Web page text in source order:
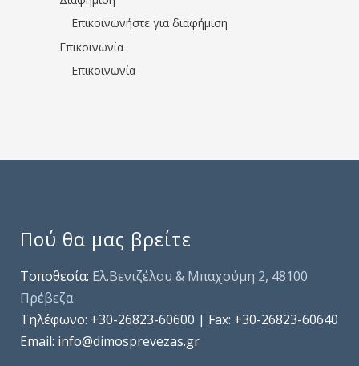
Επικοινωνήστε για διαφήμιση
Επικοινωνία
Επικοινωνία
Πού θα μας βρείτε
Τοποθεσία: Ελ.Βενιζέλου & Μπαχούμη 2, 48100
Πρέβεζα
Τηλέφωνo: +30-26823-60600 | Fax: +30-26823-60640
Email: info@dimosprevezas.gr